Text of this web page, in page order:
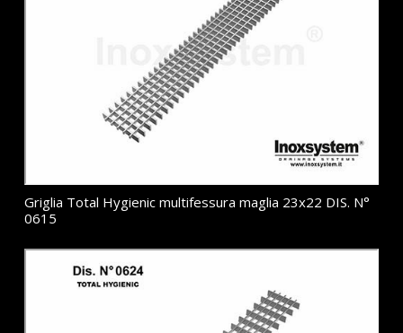
Griglia Total Hygienic multifessura maglia 23x22 DIS. N°
0615